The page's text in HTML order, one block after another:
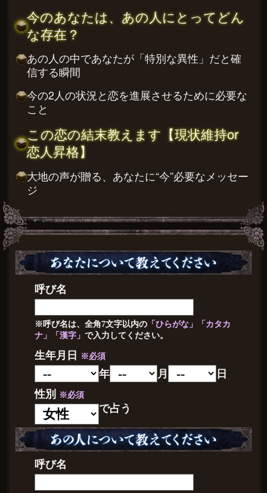
今のあなたは、あの人にとってどん
な存在？
あの人の中であなたが「特別な異性」だと確
信する瞬間
今の2人の状況と恋を進展させるために必要な
こと
この恋の結末教えます【現状維持or
恋人昇格】
大地の声が贈る、あなたに“今”必要なメッセー
ジ
呼び名
※呼び名は、全角7文字以内の 「ひらがな」「カタカ
ナ」「漢字」で入力してください。
生年月日 ※必須
年 月
日
性別
※必須
で占う
呼び名